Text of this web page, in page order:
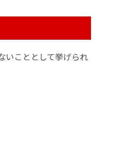
いこととして挙げられ